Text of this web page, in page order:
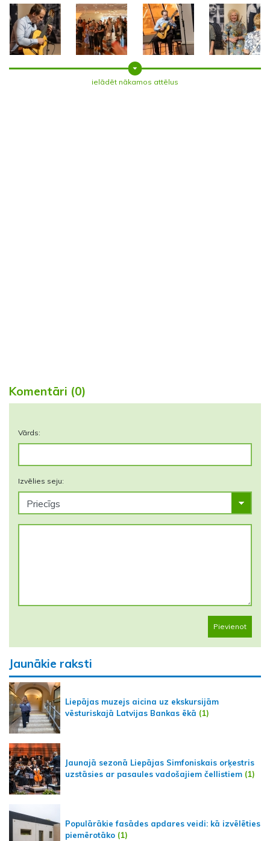
ielādēt nākamos attēlus
Komentāri (0)
Vārds:
Izvēlies seju:
Pievienot
Jaunākie raksti
Liepājas muzejs aicina uz ekskursijām
vēsturiskajā Latvijas Bankas ēkā (1)
Jaunajā sezonā Liepājas Simfoniskais orķestris
uzstāsies ar pasaules vadošajiem čellistiem (1)
Populārākie fasādes apdares veidi: kā izvēlēties
piemērotāko (1)